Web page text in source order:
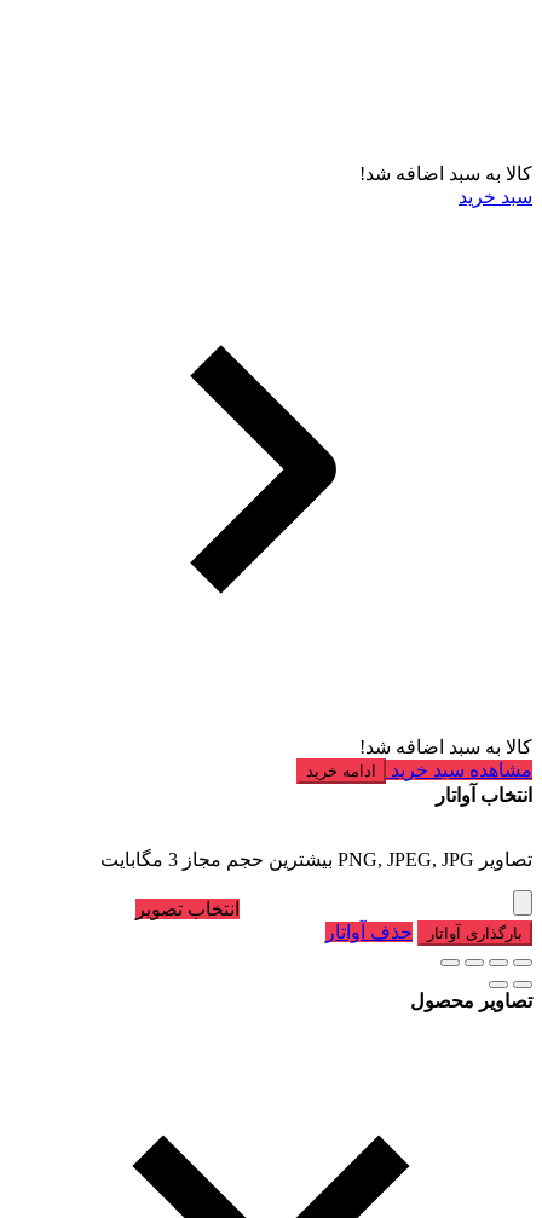
کالا به سبد اضافه شد!
سبد خرید
کالا به سبد اضافه شد!
مشاهده سبد خرید
ادامه خرید
انتخاب آواتار
تصاویر PNG, JPEG, JPG بیشترین حجم مجاز 3 مگابایت
انتخاب تصویر
بارگذاری آواتار حذف آواتار
تصاویر محصول